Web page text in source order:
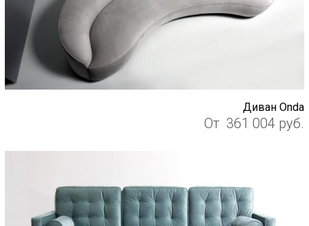
Диван Onda
От 361 004 руб.